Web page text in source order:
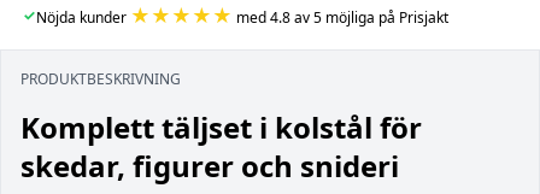
✓Nöjda kunder ★★★★★ med 4.8 av 5 möjliga på Prisjakt
PRODUKTBESKRIVNING
Komplett täljset i kolstål för
skedar, figurer och snideri